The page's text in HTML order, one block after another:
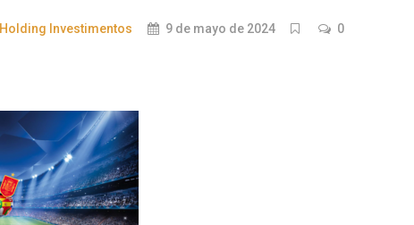
Holding Investimentos 9 de mayo de 2024 0